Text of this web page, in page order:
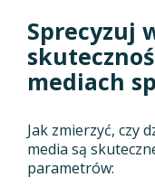
Sprecyzuj
mediach
Jak zmierzyć, czy
media są
parametrów: